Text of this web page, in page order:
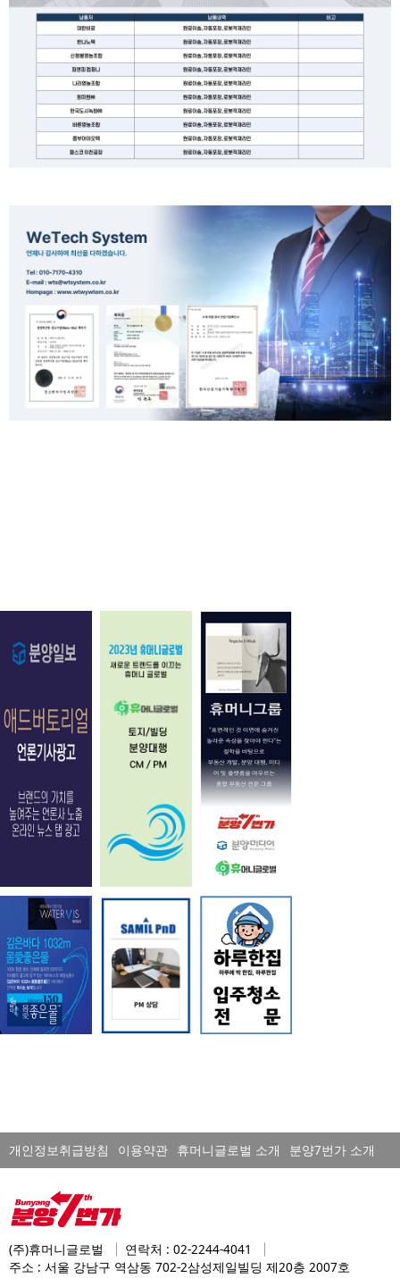
개인정보취급방침 이용약관 휴머니글로벌 소개 분양7번가 소개
(주)휴머니글로벌
연락처 : 02-2244-4041
주소 : 서울 강남구 역삼동 702-2삼성제일빌딩 제20층 2007호